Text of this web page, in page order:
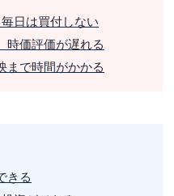
日は買付しない
時価評価が遅れる
まで時間がかかる
きる